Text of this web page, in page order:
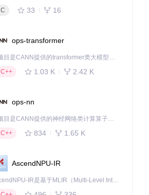
C
33 16
ops-transformer
本项目是CANN提供的transformer类大模型算子库，实现网络在NPU上加速计算。
C++
1.03 K 2.42 K
ops-nn
本项目是CANN提供的神经网络类计算算子库，实现网络在NPU上加速计算。
C++
834 1.65 K
AscendNPU-IR
AscendNPU-IR是基于MLIR（Multi-Level Intermediate Representation）构建的，面向昇腾亲和算子编译时使用的中间表示，提供昇腾完备表达能力，通过编译优化提升昇腾AI处理器计算效率，支持通过生态框架使能昇腾AI处理器与深度调优